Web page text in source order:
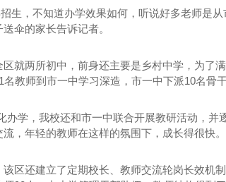
生，不知道办学效果如何，听说好多老师是
伞的家长告诉记者。
区就两所初中，前身还主要是乡村中学，为了
名教师到市一中学习深造，市一中下派10名骨
办学，我校还和市一中联合开展教研活动，
，年轻的教师在这样的氛围下，成长得很快。
该区还建立了定期校长、教师交流轮岗长效机